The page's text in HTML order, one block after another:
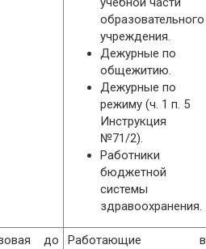
образовательного
учреждения.
Дежурные по
общежитию.
Дежурные по
режиму (ч. 1 п. 5
Инструкция
№71/2).
Работники
бюджетной
системы
здравоохранения.
до
Работающие в